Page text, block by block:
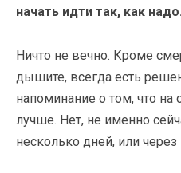
начать идти так, как надо.
Ничто не вечно. Кроме
дышите, всегда есть
напоминание о том, что
лучше. Нет, не именно
несколько дней, или через